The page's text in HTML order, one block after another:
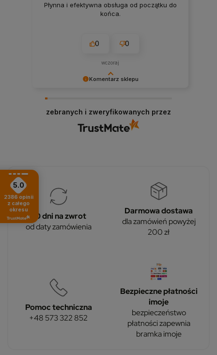
Komentarz sklepu
Płynna i efektywna obsługa od początku do
końca.
0 0
wczoraj
zebranych i zweryfikowanych przez
5.0
2386 opinii
z całego
okresu
30 dni na zwrot
od daty zamówienia
Darmowa dostawa
dla zamówień powyżej
200 zł
Pomoc techniczna
+48 573 322 852
Bezpieczne płatności
imoje
bezpieczeństwo
płatności zapewnia
bramka imoje